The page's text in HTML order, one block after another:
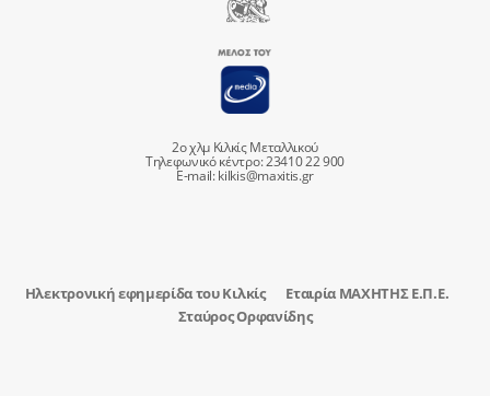
2ο χλμ Κιλκίς Μεταλλικού
Τηλεφωνικό κέντρο: 23410 22 900
E-mail:kilkis@maxitis.gr
Ηλεκτρονική εφημερίδα του Κιλκίς
Εταιρία ΜΑΧΗΤΗΣ Ε.Π.Ε.
Σταύρος Ορφανίδης